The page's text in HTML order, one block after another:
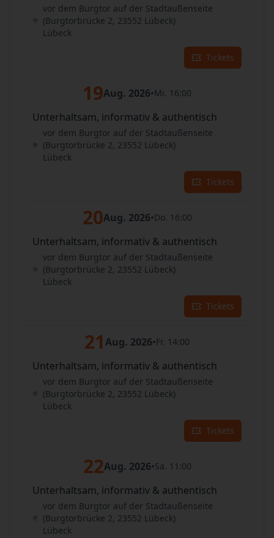
vor dem Burgtor auf der Stadtaußenseite
(Burgtorbrücke 2, 23552 Lübeck)
Lübeck
Tickets
19Aug. 2026•Mi. 16:00
Unterhaltsam, informativ & authentisch
vor dem Burgtor auf der Stadtaußenseite
(Burgtorbrücke 2, 23552 Lübeck)
Lübeck
Tickets
20Aug. 2026•Do. 16:00
Unterhaltsam, informativ & authentisch
vor dem Burgtor auf der Stadtaußenseite
(Burgtorbrücke 2, 23552 Lübeck)
Lübeck
Tickets
21 Aug. 2026•Fr. 14:00
Unterhaltsam, informativ & authentisch
vor dem Burgtor auf der Stadtaußenseite
(Burgtorbrücke 2, 23552 Lübeck)
Lübeck
Tickets
22Aug. 2026•Sa. 11:00
Unterhaltsam, informativ & authentisch
vor dem Burgtor auf der Stadtaußenseite
(Burgtorbrücke 2, 23552 Lübeck)
Lübeck